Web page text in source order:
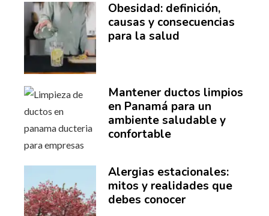
Obesidad: definición,
causas y consecuencias
para la salud
Mantener ductos limpios
en Panamá para un
ambiente saludable y
confortable
Alergias estacionales:
mitos y realidades que
debes conocer